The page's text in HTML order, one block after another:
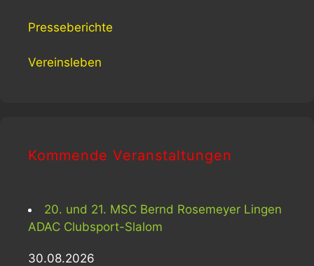
Presseberichte
Vereinsleben
Kommende Veranstaltungen
20. und 21. MSC Bernd Rosemeyer Lingen
ADAC Clubsport-Slalom
30.08.2026